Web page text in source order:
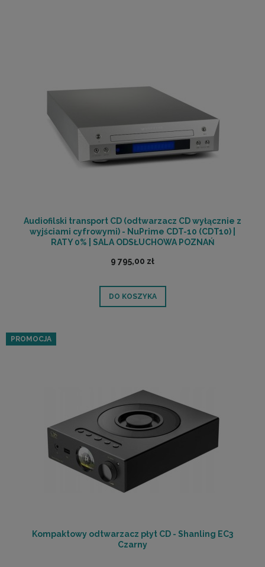
Audiofilski transport CD (odtwarzacz CD wyłącznie z
wyjściami cyfrowymi) - NuPrime CDT-10 (CDT10) |
RATY 0% | SALA ODSŁUCHOWA POZNAŃ
9 795,00 zł
DO KOSZYKA
Kompaktowy odtwarzacz płyt CD - Shanling EC3
Czarny
PROMOCJA